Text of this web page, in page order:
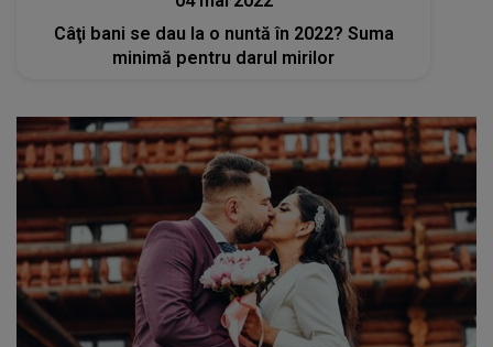
Câţi bani se dau la o nuntă în 2022? Suma
minimă pentru darul mirilor